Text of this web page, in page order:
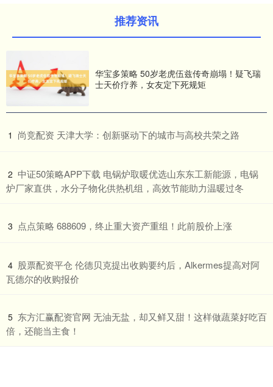
推荐资讯
华宝多策略 50岁老虎伍兹传奇崩塌！疑飞瑞
士天价疗养，女友定下死规矩
1 ​尚竞配资 天津大学：创新驱动下的城市与高校共荣之路
2 ​中证50策略APP下载 电锅炉取暖优选山东东工新能源，电锅
炉厂家直供，水分子物化供热机组，高效节能助力温暖过冬
3 ​点点策略 688609，终止重大资产重组！此前股价上涨
4 ​股票配资平仓 伦德贝克提出收购要约后，Alkermes提高对阿
瓦德尔的收购报价
5 ​东方汇赢配资官网 无油无盐，却又鲜又甜！这样做蔬菜好吃百
倍，还能当主食！